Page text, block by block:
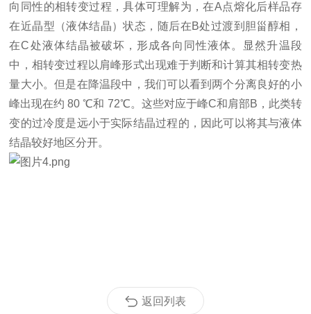
向同性的相转变过程，具体可理解为，在A点熔化后样品存
在近晶型（液体结晶）状态，随后在B处过渡到胆甾醇相，
在C处液体结晶被破坏，形成各向同性液体。显然升温段
中，相转变过程以肩峰形式出现难于判断和计算其相转变热
量大小。但是在降温段中，我们可以看到两个分离良好的小
峰出现在约80 ℃和 72℃。这些对应于峰C和肩部B ，此类转
变的过冷度是远小于实际结晶过程的，因此可以将其与液体
结晶较好地区分开。
返回列表